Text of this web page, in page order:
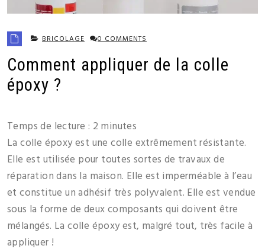
BRICOLAGE 0 COMMENTS
Comment appliquer de la colle
époxy ?
Temps de lecture : 2 minutes
La colle époxy est une colle extrêmement résistante.
Elle est utilisée pour toutes sortes de travaux de
réparation dans la maison. Elle est imperméable à l’eau
et constitue un adhésif très polyvalent. Elle est vendue
sous la forme de deux composants qui doivent être
mélangés. La colle époxy est, malgré tout, très facile à
appliquer !